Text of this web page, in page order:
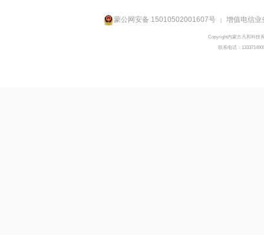
蒙公网安备 15010502001607号 | 增值电信业
Copyright内蒙古凡和科技
联系电话：